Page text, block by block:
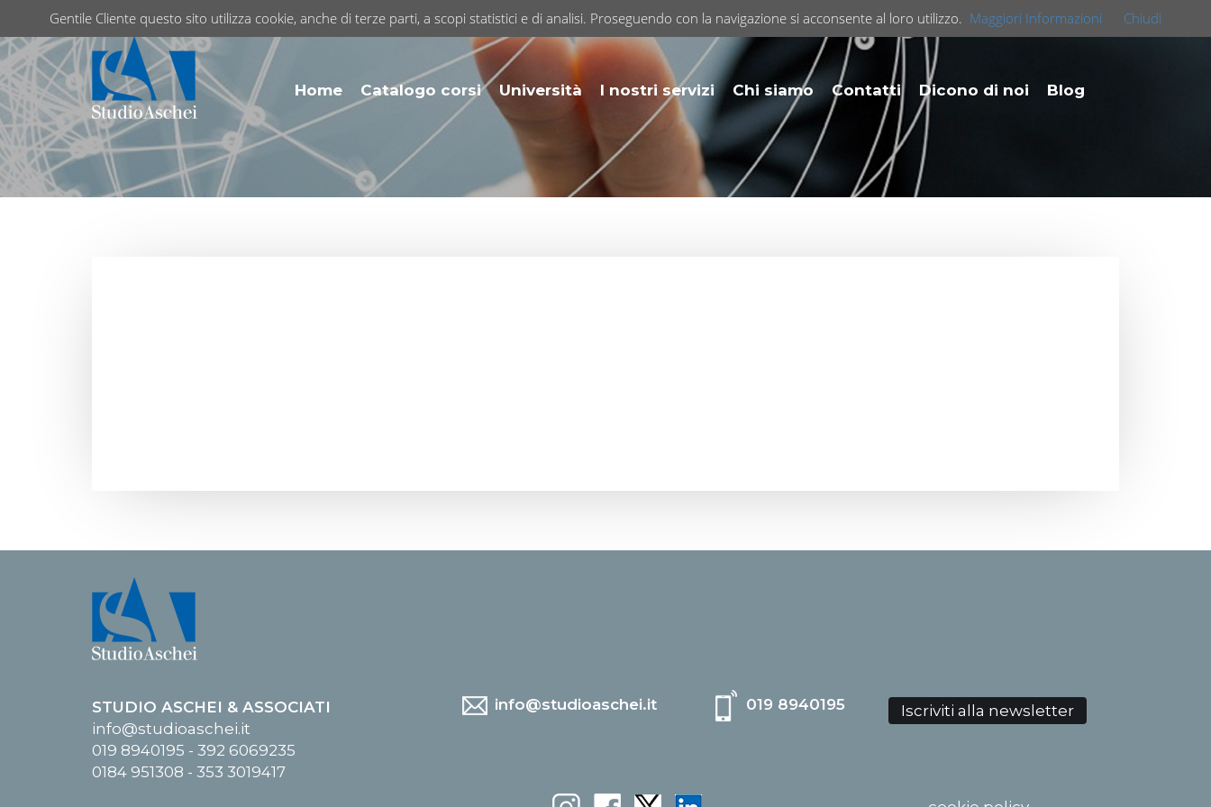
Home Catalogo corsi Università I nostri servizi Chi siamo Contatti Dicono di noi Blog
STUDIO ASCHEI & ASSOCIATI
info@studioaschei.it
019 8940195 - 392 6069235
0184 951308 - 353 3019417
info@studioaschei.it 019 8940195 Iscriviti alla newsletter
Gentile Cliente questo sito utilizza cookie, anche di terze parti, a scopi statistici e di analisi. Proseguendo con la navigazione si acconsente al loro utilizzo. Maggiori Informazioni Chiudi